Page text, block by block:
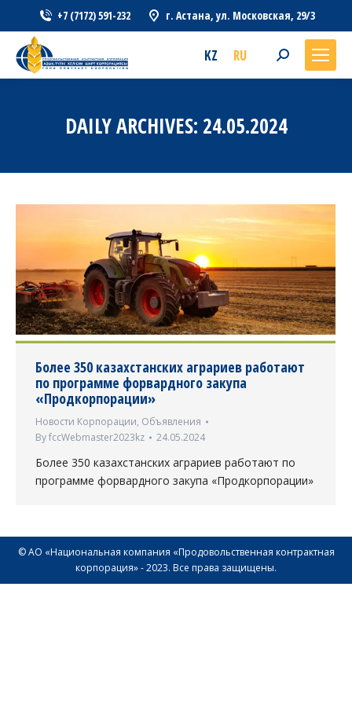
+7 (7172) 591-232 г. Астана, ул. Московская, 29/3
KZ RU Search:
DAILY ARCHIVES: 24.05.2024
Более 350 казахстанских аграриев работают
по программе форвардного закупа
«Продкорпорации»
Новости Корпорации, Объявления
ByfccWebmaster2023kz 24.05.2024
Более 350 казахстанских аграриев работают по
программе форвардного закупа «Продкорпорации»
© АО «Национальная компания «Продовольственная контрактная
корпорация» - 2023. Все права защищены.